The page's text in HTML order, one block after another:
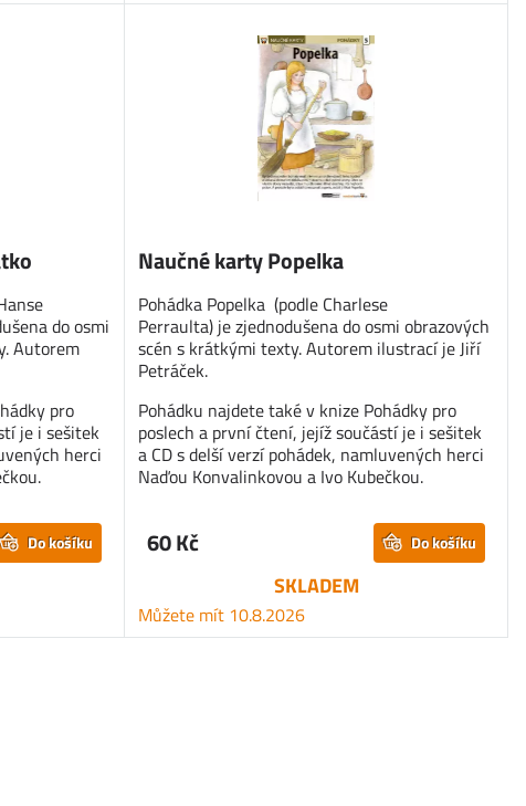
do osmi
Autorem
pro
je i sešitek
herci
Do košíku
Naučné karty Popelka
Pohádka Popelka (podle Charlese
Perraulta) je zjednodušena do osmi obrazových
scén s krátkými texty. Autorem ilustrací je Jiří
Petráček.
Pohádku najdete také v knize Pohádky pro
poslech a první čtení, jejíž součástí je i sešitek
a CD s delší verzí pohádek, namluvených herci
Naďou Konvalinkovou a Ivo Kubečkou.
60 Kč Do košíku
SKLADEM
Můžete mít 10.8.2026